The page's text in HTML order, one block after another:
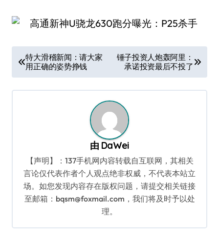
章
导
特大滑稽新闻：请大家
用正确的姿势挣钱
锤子投资人炮轰阿里：
承诺投资最后不投了
由 DaWei
【声明】：137手机网内容转载自互联网，其相关
言论仅代表作者个人观点绝非权威，不代表本站立
场。如您发现内容存在版权问题，请提交相关链接
至邮箱：bqsm@foxmail.com，我们将及时予以处
理。